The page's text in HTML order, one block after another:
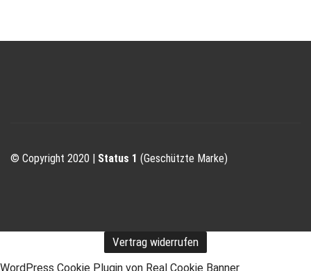
© Copyright 2020 | Status 1 (Geschützte Marke)
Vertrag widerrufen
WordPress Cookie Plugin von Real Cookie Banner